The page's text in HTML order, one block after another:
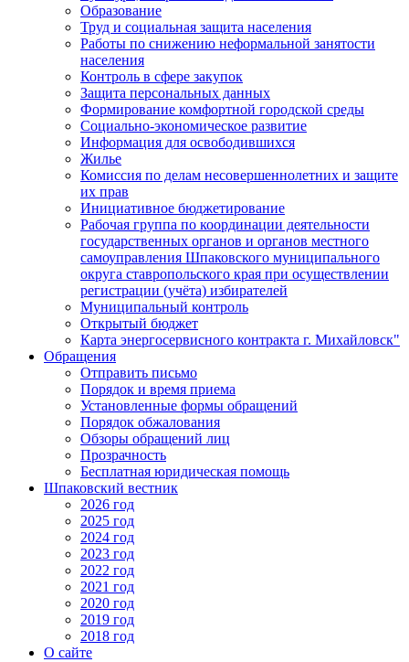
Образование
Труд и социальная защита населения
Работы по снижению неформальной занятости
населения
Контроль в сфере закупок
Защита персональных данных
Формирование комфортной городской среды
Социально-экономическое развитие
Информация для освободившихся
Жилье
Комиссия по делам несовершеннолетних и защите
их прав
Инициативное бюджетирование
Рабочая группа по координации деятельности
государственных органов и органов местного
самоуправления Шпаковского муниципального
округа ставропольского края при осуществлении
регистрации (учёта) избирателей
Муниципальный контроль
Открытый бюджет
Карта энергосервисного контракта г. Михайловск"
Обращения
Отправить письмо
Порядок и время приема
Установленные формы обращений
Порядок обжалования
Обзоры обращений лиц
Прозрачность
Бесплатная юридическая помощь
Шпаковский вестник
2026 год
2025 год
2024 год
2023 год
2022 год
2021 год
2020 год
2019 год
2018 год
О сайте